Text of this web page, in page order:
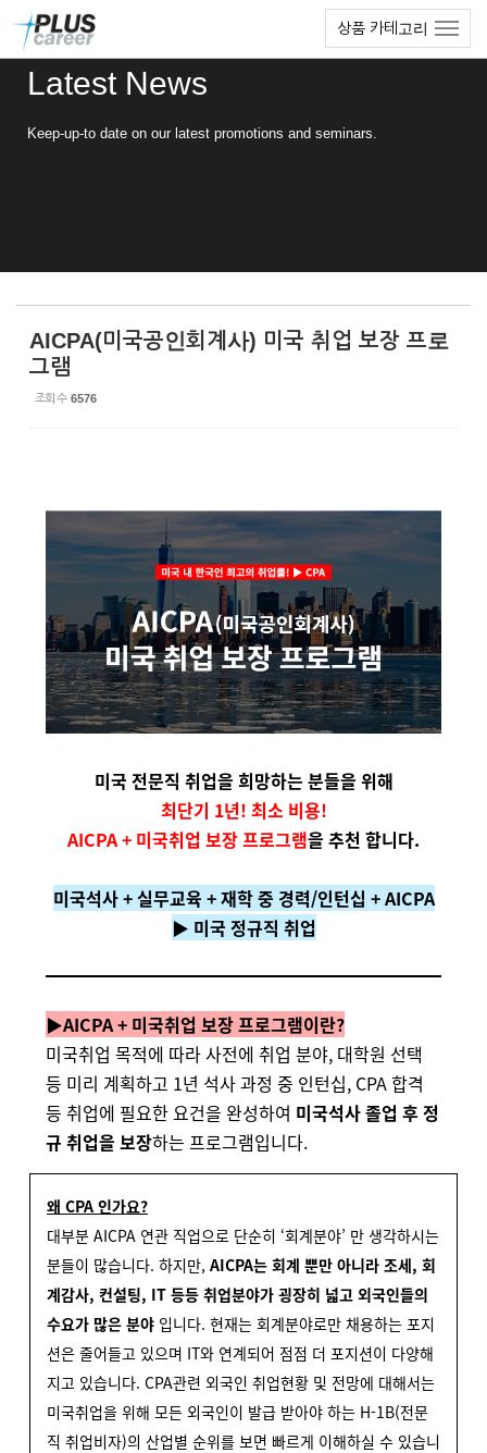
상품 카테고리
Latest News
Keep-up-to date on our latest promotions and seminars.
AICPA(미국공인회계사) 미국 취업 보장 프로
그램
조회 수 6576
미국 전문직 취업을 희망하는 분들을 위해
최단기 1년! 최소 비용!
AICPA + 미국취업 보장 프로그램을 추천 합니다.
미국석사 + 실무교육 + 재학 중 경력/인턴십 + AICPA
▶ 미국 정규직 취업
▶AICPA + 미국취업 보장 프로그램이란?
미국취업 목적에 따라 사전에 취업 분야, 대학원 선택
등 미리 계획하고 1년 석사 과정 중 인턴십, CPA 합격
등 취업에 필요한 요건을 완성하여 미국석사 졸업 후 정
규 취업을 보장하는 프로그램입니다.
왜 CPA 인가요?
대부분 AICPA 연관 직업으로 단순히 ‘회계분야’ 만 생각하시는
분들이 많습니다. 하지만, AICPA는 회계 뿐만 아니라 조세, 회
계감사, 컨설팅, IT 등등 취업분야가 굉장히 넓고 외국인들의
수요가 많은 분야 입니다. 현재는 회계분야로만 채용하는 포지
션은 줄어들고 있으며 IT와 연계되어 점점 더 포지션이 다양해
지고 있습니다. CPA관련 외국인 취업현황 및 전망에 대해서는
미국취업을 위해 모든 외국인이 발급 받아야 하는 H-1B(전문
직 취업비자)의 산업별 순위를 보면 빠르게 이해하실 수 있습니